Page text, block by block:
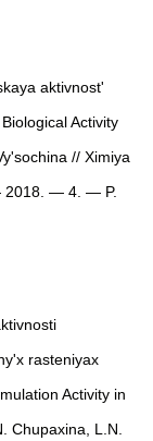
aktivnost'
Activity
// Ximiya
2018. — 4. — P.
rasteniyax
Activity in
Chupaxina, L.N.